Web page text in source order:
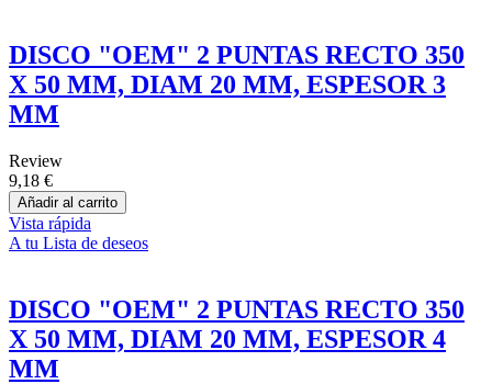
DISCO "OEM" 2 PUNTAS RECTO 350
X 50 MM, DIAM 20 MM, ESPESOR 3
MM
Review
9,18 €
Añadir al carrito
Vista rápida
A tu Lista de deseos
DISCO "OEM" 2 PUNTAS RECTO 350
X 50 MM, DIAM 20 MM, ESPESOR 4
MM